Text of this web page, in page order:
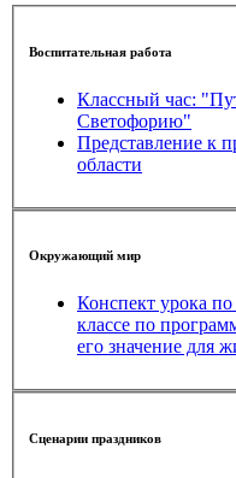
Воспитательная работа
Классный час:
Светофорию"
Представление к
области
Окружающий мир
Конспект урока
классе по
его значение для
Сценарии праздников